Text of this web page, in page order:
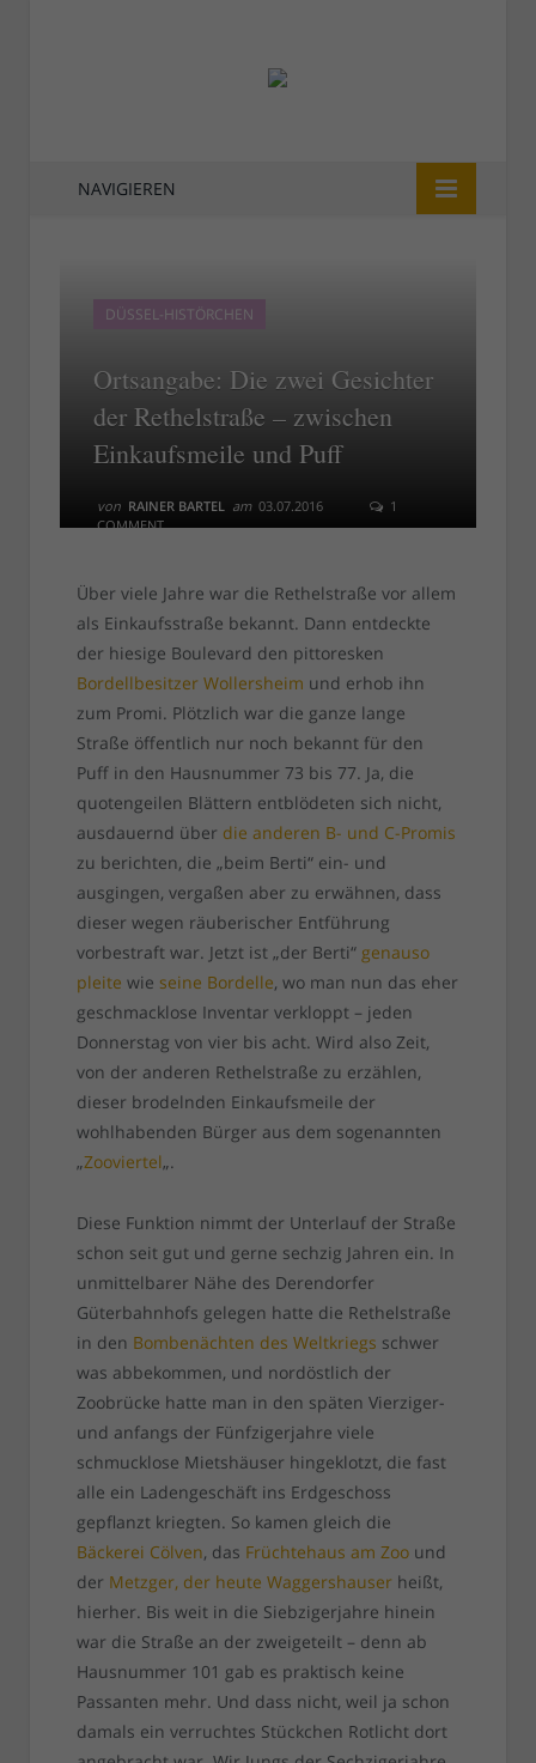
NAVIGIEREN
DÜSSEL-HISTÖRCHEN
Ortsangabe: Die zwei Gesichter
der Rethelstraße – zwischen
Einkaufsmeile und Puff
von RAINER BARTEL am 03.07.2016
1
COMMENT
Über viele Jahre war die Rethelstraße vor allem
als Einkaufsstraße bekannt. Dann entdeckte
der hiesige Boulevard den pittoresken
Bordellbesitzer Wollersheim und erhob ihn
zum Promi. Plötzlich war die ganze lange
Straße öffentlich nur noch bekannt für den
Puff in den Hausnummer 73 bis 77. Ja, die
quotengeilen Blättern entblödeten sich nicht,
ausdauernd über die anderen B- und C-Promis
zu berichten, die „beim Berti“ ein- und
ausgingen, vergaßen aber zu erwähnen, dass
dieser wegen räuberischer Entführung
vorbestraft war. Jetzt ist „der Berti“ genauso
pleite wie seine Bordelle, wo man nun das eher
geschmacklose Inventar verkloppt – jeden
Donnerstag von vier bis acht. Wird also Zeit,
von der anderen Rethelstraße zu erzählen,
dieser brodelnden Einkaufsmeile der
wohlhabenden Bürger aus dem sogenannten
„Zooviertel„.
Diese Funktion nimmt der Unterlauf der Straße
schon seit gut und gerne sechzig Jahren ein. In
unmittelbarer Nähe des Derendorfer
Güterbahnhofs gelegen hatte die Rethelstraße
in den Bombenächten des Weltkriegs schwer
was abbekommen, und nordöstlich der
Zoobrücke hatte man in den späten Vierziger-
und anfangs der Fünfzigerjahre viele
schmucklose Mietshäuser hingeklotzt, die fast
alle ein Ladengeschäft ins Erdgeschoss
gepflanzt kriegten. So kamen gleich die
Bäckerei Cölven, das Früchtehaus am Zoound
der Metzger, der heute Waggershauserheißt,
hierher. Bis weit in die Siebzigerjahre hinein
war die Straße an der zweigeteilt – denn ab
Hausnummer 101 gab es praktisch keine
Passanten mehr. Und dass nicht, weil ja schon
damals ein verruchtes Stückchen Rotlicht dort